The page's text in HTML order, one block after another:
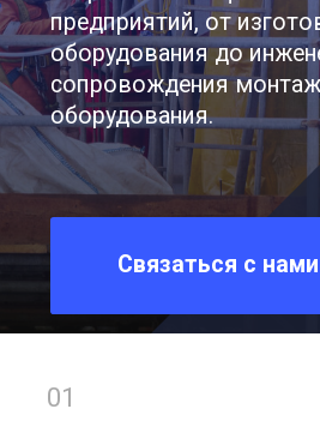
Связаться с нами
01
Сервисное сопровождение,
шеф-монтаж, пуско-наладка
оборудования